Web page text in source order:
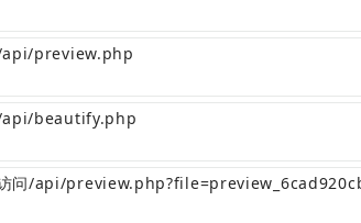
preview.php
beautify.php
问/api/